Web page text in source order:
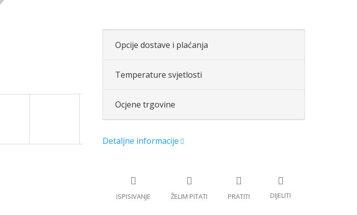
Opcije dostave i plaćanja
Temperature svjetlosti
Ocjene trgovine